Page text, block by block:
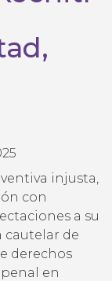
injusta,
con
a su
cautelar de
derechos
en